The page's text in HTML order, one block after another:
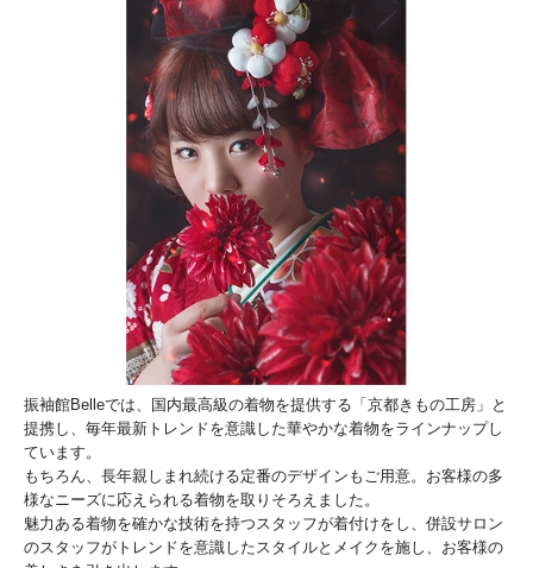
振袖館Belleでは、国内最高級の着物を提供する「京都きもの工房」と
提携し、毎年最新トレンドを意識した華やかな着物をラインナップし
ています。
もちろん、長年親しまれ続ける定番のデザインもご用意。お客様の多
様なニーズに応えられる着物を取りそろえました。
魅力ある着物を確かな技術を持つスタッフが着付けをし、併設サロン
のスタッフがトレンドを意識したスタイルとメイクを施し、お客様の